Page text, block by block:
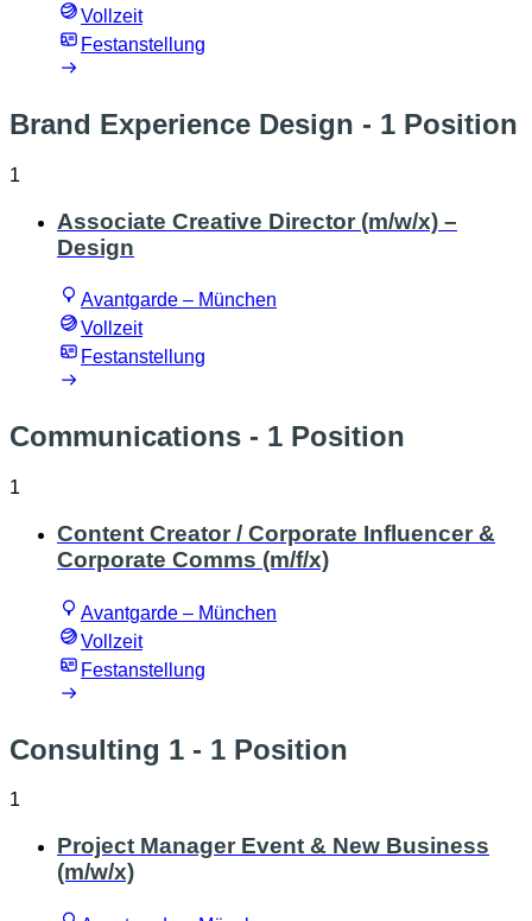
Vollzeit
Festanstellung
Brand Experience Design - 1 Position
1
Associate Creative Director (m/w/x) –
Design
Avantgarde – München
Vollzeit
Festanstellung
Communications - 1 Position
1
Content Creator / Corporate Influencer &
Corporate Comms (m/f/x)
Avantgarde – München
Vollzeit
Festanstellung
Consulting 1 - 1 Position
1
Project Manager Event & New Business
(m/w/x)